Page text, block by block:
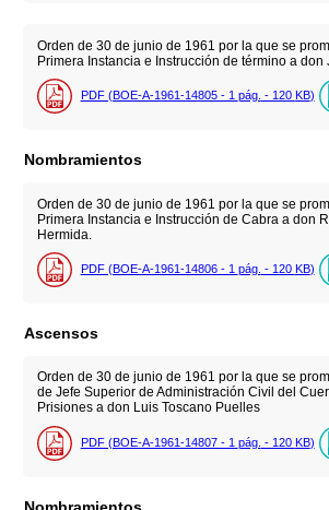
Orden de 30 de junio de 1961 por la que se
Primera Instancia e Instrucción de término a don
PDF (BOE-A-1961-14805 - 1 pág. - 120 KB)
Nombramientos
Orden de 30 de junio de 1961 por la que se
Primera Instancia e Instrucción de Cabra a don
Hermida.
PDF (BOE-A-1961-14806 - 1 pág. - 120 KB)
Ascensos
Orden de 30 de junio de 1961 por la que se
de Jefe Superior de Administración Civil del
Prisiones a don Luis Toscano Puelles
PDF (BOE-A-1961-14807 - 1 pág. - 120 KB)